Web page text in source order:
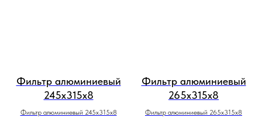
Фильтр алюминиевый
245х315х8
Фильтр алюминиевый 245х315х8
Фильтр алюминиевый
265х315х8
Фильтр алюминиевый 265х315х8